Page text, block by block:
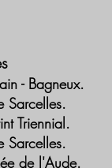
- Bagneux.
Sarcelles.
Triennial.
Sarcelles.
de l'Aude.